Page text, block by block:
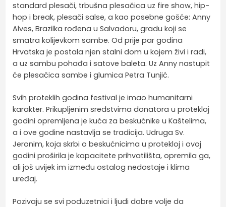
standard plesači, trbušna plesačica uz fire show, hip-
hop i break, plesači salse, a kao posebne gošće: Anny
Alves, Brazilka rođena u Salvadoru, gradu koji se
smatra kolijevkom sambe. Od prije par godina
Hrvatska je postala njen stalni dom u kojem živi i radi,
a uz sambu pohađa i satove baleta. Uz Anny nastupit
će plesačica sambe i glumica Petra Tunjić.
Svih proteklih godina festival je imao humanitarni
karakter. Prikupljenim sredstvima donatora u protekloj
godini opremljena je kuća za beskućnike u Kaštelima,
a i ove godine nastavlja se tradicija. Udruga Sv.
Jeronim, koja skrbi o beskućnicima u protekloj i ovoj
godini proširila je kapacitete prihvatilišta, opremila ga,
ali još uvijek im između ostalog nedostaje i klima
uređaj.
Pozivaju se svi poduzetnici i ljudi dobre volje da